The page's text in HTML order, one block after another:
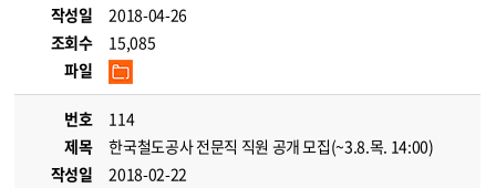
작성일
2018-04-26
조회수
15,085
파일
번호
114
제목
한국철도공사 전문직 직원 공개 모집(~3.8.목. 14:00)
작성일
2018-02-22